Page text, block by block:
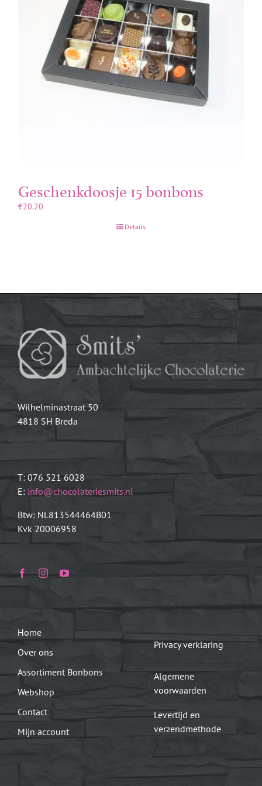
Mijn account
Geschenkdoosje 15 bonbons
€20.20
Details
Wilhelminastraat 50
4818 SH Breda
T: 076 521 6028
E: info@chocolateriesmits.nl
Btw: NL813544464B01
Kvk 20006958
Home
Over ons
Assortiment Bonbons
Webshop
Contact
Mijn account
Privacy verklaring
Algemene
voorwaarden
Levertijd en
verzendmethode